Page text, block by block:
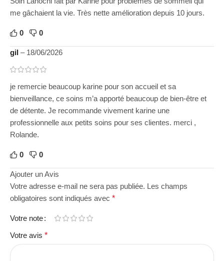
me gâchaient la vie. Très nette amélioration depuis 10 jours.
0 0
gil – 18/06/2026
je remercie beaucoup karine pour son accueil et sa
bienveillance, ce soins m’a apporté beaucoup de bien-être et
de détente. Je recommande vivement karine une
professionnelle aux petits soins pour ses clientes. merci ,
Rolande.
0 0
Ajouter un Avis
Votre adresse e-mail ne sera pas publiée. Les champs
obligatoires sont indiqués avec *
Votre note
Votre avis *